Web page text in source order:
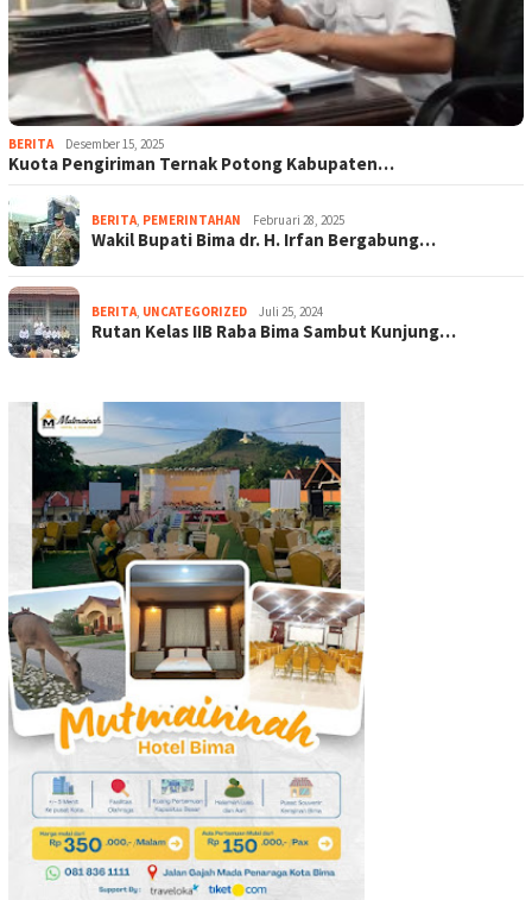
BERITA Desember 15, 2025
Kuota Pengiriman Ternak Potong Kabupaten…
BERITA PEMERINTAHAN Februari 28, 2025
Wakil Bupati Bima dr. H. Irfan Bergabung…
BERITA UNCATEGORIZED Juli 25, 2024
Rutan Kelas IIB Raba Bima Sambut Kunjung…